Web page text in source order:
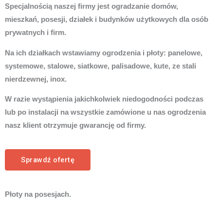
Specjalnością naszej firmy jest ogradzanie domów,
mieszkań, posesji, działek i budynków użytkowych dla osób
prywatnych i firm.
Na ich działkach wstawiamy ogrodzenia i płoty: panelowe,
systemowe, stalowe, siatkowe, palisadowe, kute, ze stali
nierdzewnej, inox.
W razie wystąpienia jakichkolwiek niedogodności podczas
lub po instalacji na wszystkie zamówione u nas ogrodzenia
nasz klient otrzymuje gwarancję od firmy.
Sprawdź ofertę
Płoty na posesjach.